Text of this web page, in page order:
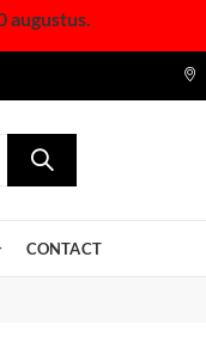
augustus.
CONTACT